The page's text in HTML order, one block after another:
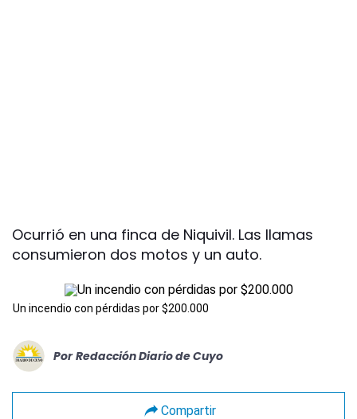
Ocurrió en una finca de Niquivil. Las llamas
consumieron dos motos y un auto.
Un incendio con pérdidas por $200.000
Por Redacción Diario de Cuyo
Compartir